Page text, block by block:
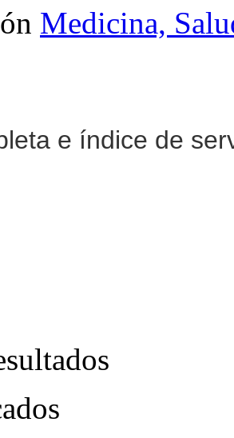
Medicina,
e índice de